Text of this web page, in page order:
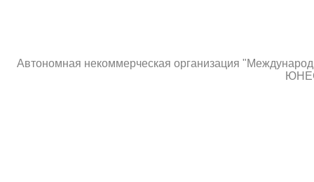
Автономная некоммерческая организация